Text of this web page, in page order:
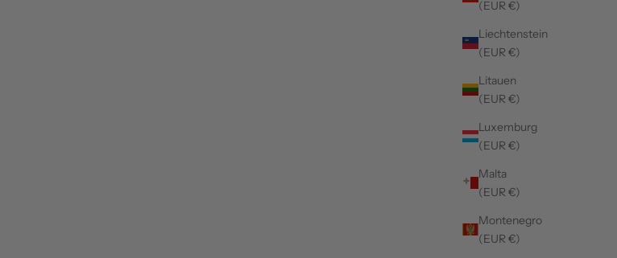
(EUR €)
Liechtenstein
(EUR €)
Litauen
(EUR €)
Luxemburg
(EUR €)
Malta
(EUR €)
Montenegro
(EUR €)